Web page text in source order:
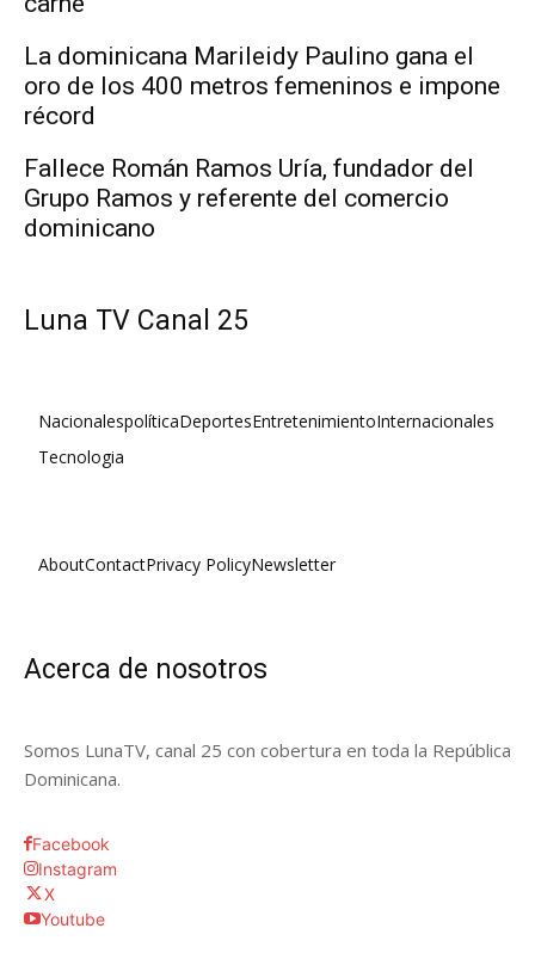
La dominicana Marileidy Paulino gana el
oro de los 400 metros femeninos e impone
récord
Fallece Román Ramos Uría, fundador del
Grupo Ramos y referente del comercio
dominicano
Luna TV Canal 25
NacionalespolíticaDeportesEntretenimientoInternacionales
Tecnologia
AboutContactPrivacy PolicyNewsletter
Acerca de nosotros
Somos LunaTV, canal 25 con cobertura en toda la República
Dominicana.
Facebook
Instagram
X
Youtube